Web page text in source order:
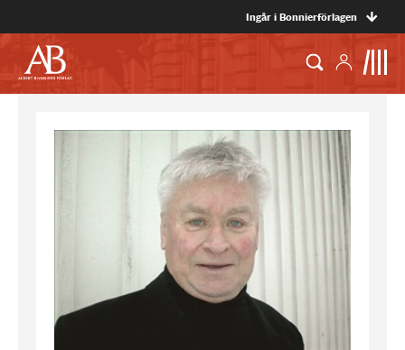
Ingår i Bonnierförlagen